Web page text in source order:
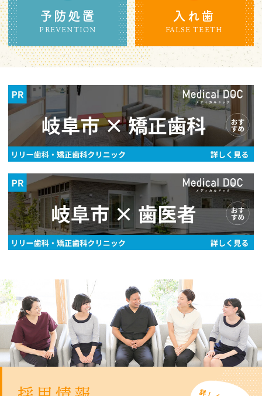
予防処置
PREVENTION
入れ歯
FALSE TEETH